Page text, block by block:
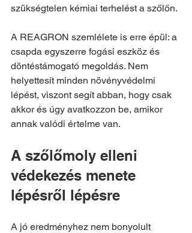
szükségtelen kémiai terhelést a szőlőn.
A REAGRON szemlélete is erre épül: a
csapda egyszerre fogási eszköz és
döntéstámogató megoldás. Nem
helyettesít minden növényvédelmi
lépést, viszont segít abban, hogy csak
akkor és úgy avatkozzon be, amikor
annak valódi értelme van.
A szőlőmoly elleni
védekezés menete
lépésről lépésre
A jó eredményhez nem bonyolult